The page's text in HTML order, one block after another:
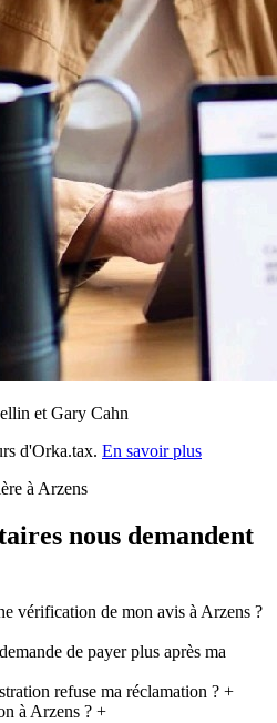
et Gary Cahn
d'Orka.tax. En savoir plus
à Arzens
nous demandent
vérification de mon avis à Arzens ?
de payer plus après ma
refuse ma réclamation ?+
à Arzens ?+